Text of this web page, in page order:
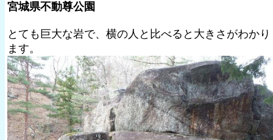
宮城県不動尊公園
とても巨大な岩で、横の人と比べると大きさがわかり
ます。